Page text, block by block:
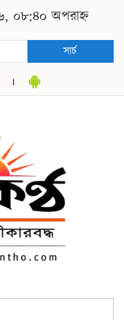
০৮:৪০ অপরাহ্ন
সার্চ